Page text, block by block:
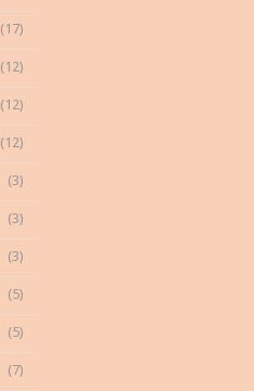
(17)
(12)
(12)
(12)
(3)
(3)
(3)
(5)
(5)
(7)